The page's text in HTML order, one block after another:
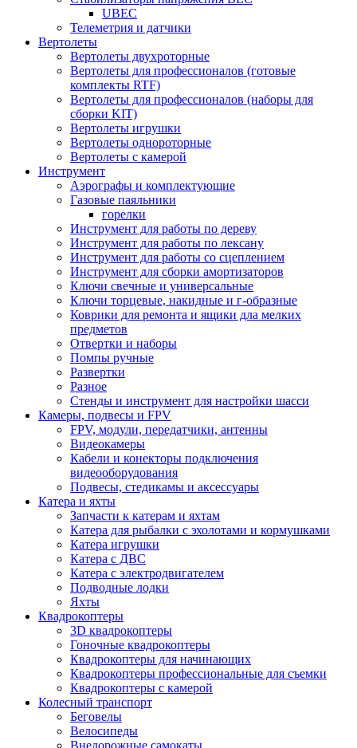
UBEC
Телеметрия и датчики
Вертолеты
Вертолеты двухроторные
Вертолеты для профессионалов (готовые
комплекты RTF)
Вертолеты для профессионалов (наборы для
сборки KIT)
Вертолеты игрушки
Вертолеты однороторные
Вертолеты с камерой
Инструмент
Аэрографы и комплектующие
Газовые паяльники
горелки
Инструмент для работы по дереву
Инструмент для работы по лексану
Инструмент для работы со сцеплением
Инструмент для сборки амортизаторов
Ключи свечные и универсальные
Ключи торцевые, накидные и г-образные
Коврики для ремонта и ящики дла мелких
предметов
Отвертки и наборы
Помпы ручные
Развертки
Разное
Стенды и инструмент для настройки шасси
Камеры, подвесы и FPV
FPV, модули, передатчики, антенны
Видеокамеры
Кабели и конекторы подключения
видеооборудования
Подвесы, стедикамы и аксессуары
Катера и яхты
Запчасти к катерам и яхтам
Катера для рыбалки с эхолотами и кормушками
Катера игрушки
Катера с ДВС
Катера с электродвигателем
Подводные лодки
Яхты
Квадрокоптеры
3D квадрокоптеры
Гоночные квадрокоптеры
Квадрокоптеры для начинающих
Квадрокоптеры профессиональные для съемки
Квадрокоптеры с камерой
Колесный транспорт
Беговелы
Велосипеды
Внедорожные самокаты